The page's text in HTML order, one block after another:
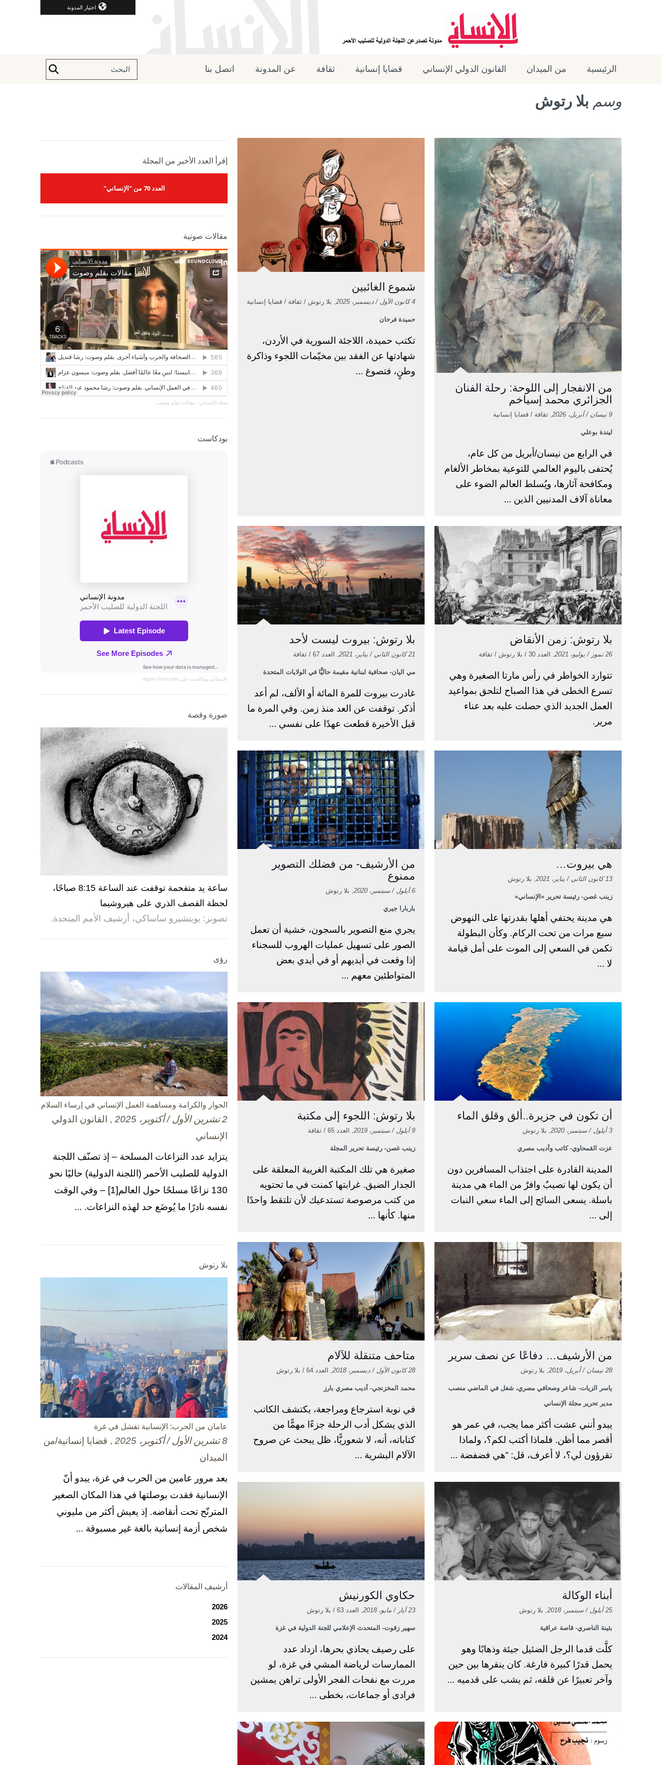
اختيار المدونة
الرئيسية من الميدان القانون الدولي الإنساني قضايا إنسانية ثقافة عن المدونة اتصل بنا
وسم بلا رتوش
من الانفجار إلى اللوحة: رحلة الفنان
الجزائري محمد إسياخم
9 نيسان / أبريل، 2026 , ثقافة / قضايا إنسانية
ليندة بوعلي
في الرابع من نيسان/أبريل من كل عام،
يُحتفى باليوم العالمي للتوعية بمخاطر الألغام
ومكافحة آثارها، ويُسلط العالم الضوء على
معاناة آلاف المدنيين الذين ...
شموع الغائبين
4 كانون الأول / ديسمبر، 2025 , بلا رتوش / ثقافة / قضايا إنسانية
حميدة فرحان
تكتب حميدة، اللاجئة السورية في الأردن،
شهادتها عن الفقد بين مخيّمات اللجوء وذاكرة
وطنٍ، فتصوغ ...
بلا رتوش: زمن الأنقاض
26 تموز / يوليو، 2021 , العدد 30 / بلا رتوش / ثقافة
تتوارد الخواطر في رأس مارتا الصغيرة وهي
تسرع الخطى في هذا الصباح لتلحق بمواعيد
العمل الجديد الذي حصلت عليه بعد عناء
مرير.
بلا رتوش: بيروت ليست لأحد
21 كانون الثاني / يناير، 2021 , العدد 67 / ثقافة
مي اليان- صحافية لبنانية مقيمة حاليًّا في الولايات المتحدة
غادرت بيروت للمرة المائة أو الألف، لم أعد
أذكر. توقفت عن العد منذ زمن. وفي المرة ما
قبل الأخيرة قطعت عهدًا على نفسي ...
هي بيروت…
13 كانون الثاني / يناير، 2021 , بلا رتوش
زينب غصن- رئيسة تحرير «الإنساني»
هي مدينة يحتفي أهلها بقدرتها على النهوض
سبع مرات من تحت الركام. وكأن البطولة
تكمن في السعي إلى الموت على أمل قيامة
لا ...
من الأرشيف- من فضلك التصوير
ممنوع
6 أيلول / سبتمبر، 2020 , بلا رتوش
باربارا جيري
يجري منع التصوير بالسجون، خشية أن تعمل
الصور على تسهيل عمليات الهروب للسجناء
إذا وقعت في أيديهم أو في أيدي بعض
المتواطئين معهم ...
أن تكون في جزيرة..ألق وقلق الماء
3 أيلول / سبتمبر، 2020 , بلا رتوش
عزت القمحاوي- كاتب وأديب مصري
المدينة القادرة على اجتذاب المسافرين دون
أن يكون لها نصيبٌ وافرٌ من الماء هي مدينة
باسلة. يسعى السائح إلى الماء سعي النبات
إلى ...
بلا رتوش: اللجوء إلى مكتبة
9 أيلول / سبتمبر، 2019 , العدد 65 / ثقافة
زينب غصن- رئيسة تحرير المجلة
صغيرة هي تلك المكتبة الغريبة المعلقة على
الجدار الضيق. غرابتها كمنت في ما تحتويه
من كتب مرصوصة تستدعيك لأن تلتقط واحدًا
منها. كأنها ...
من الأرشيف… دفاعًا عن نصف سرير
28 نيسان / أبريل، 2019 , بلا رتوش
ياسر الزيات- شاعر وصحافي مصري، شغل في الماضي منصب
مدير تحرير مجلة الإنساني
يبدو أنني عشت أكثر مما يجب، في عمر هو
أقصر مما أظن. فلماذا أكتب لكم؟، ولماذا
تقرؤون لي؟، لا أعرف، قل: “هي فضفضة ...
متاحف متنقلة للآلام
28 كانون الأول / ديسمبر، 2018 , العدد 64 / بلا رتوش
محمد المخزنجي- أديب مصري بارز
في نوبة استرجاع ومراجعة، يكتشف الكاتب
الذي يشكل أدب الرحلة جزءًا مهمًّا من
كتاباته، أنه، لا شعوريًّا، ظل يبحث عن صروح
الآلام البشرية ...
أبناء الوكالة
25 أيلول / سبتمبر، 2018 , بلا رتوش
بثينة الناصري- قاصة عراقية
كلَّت قدما الرجل الضئيل جيئة وذهابًا وهو
يحمل قدرًا كبيرة فارغة. كان ينقرها بين حين
وآخر تعبيرًا عن قلقه، ثم يشب على قدميه ...
حكاوي الكورنيش
23 آيار / مايو، 2018 , العدد 63 / بلا رتوش
سهير زقوت- المتحدث الإعلامي للجنة الدولية في غزة
على رصيف يحاذي بحرها، ازداد عدد
الممارسات لرياضة المشي في غزة، لو
مررت مع نفحات الفجر الأولى تراهن يمشين
فرادى أو جماعات، بخطى ...
إقرأ العدد الأخير من المجلة
العدد 70 من "الإنساني"
مقالات صوتية
مجلة الإنساني · مقالات بقلم وصوت
بودكاست
الإنساني بودكاست على Apple Podcasts
صورة وقصة
ساعة يد متفحمة توقفت عند الساعة 8:15 صباحًا،
لحظة القصف الذري على هيروشيما
تصوير: يويتشيرو ساساكي، أرشيف الأمم المتحدة.
رؤى
الحوار والكرامة ومساهمة العمل الإنساني في إرساء السلام
2 تشرين الأول / أكتوبر، 2025
, القانون الدولي
الإنساني
يتزايد عدد النزاعات المسلحة – إذ تصنّف اللجنة
الدولية للصليب الأحمر (اللجنة الدولية) حاليًا نحو
130 نزاعًا مسلحًا حول العالم[1] – وفي الوقت
نفسه نادرًا ما يُوضَع حد لهذه النزاعات. ...
بلا رتوش
عامان من الحرب: الإنسانية تفشل في غزة
8 تشرين الأول / أكتوبر، 2025
, قضايا إنسانية/من
الميدان
بعد مرور عامين من الحرب في غزة، يبدو أنّ
الإنسانية فقدت بوصلتها في هذا المكان الصغير
المترنّح تحت أنقاضه. إذ يعيش أكثر من مليوني
شخص أزمة إنسانية بالغة غير مسبوقة ...
أرشيف المقالات
2026
2025
2024